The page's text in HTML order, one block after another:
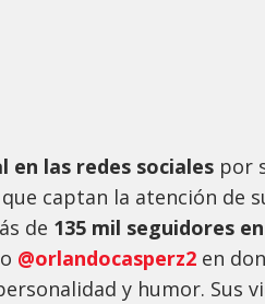
en las redes sociales por
captan la atención de
de 135 mil seguidores
@orlandocasperz2 en
y humor. Sus